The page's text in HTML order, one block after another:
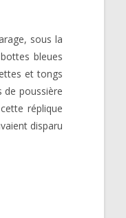
sous la
bleues
et tongs
de poussière
réplique
disparu